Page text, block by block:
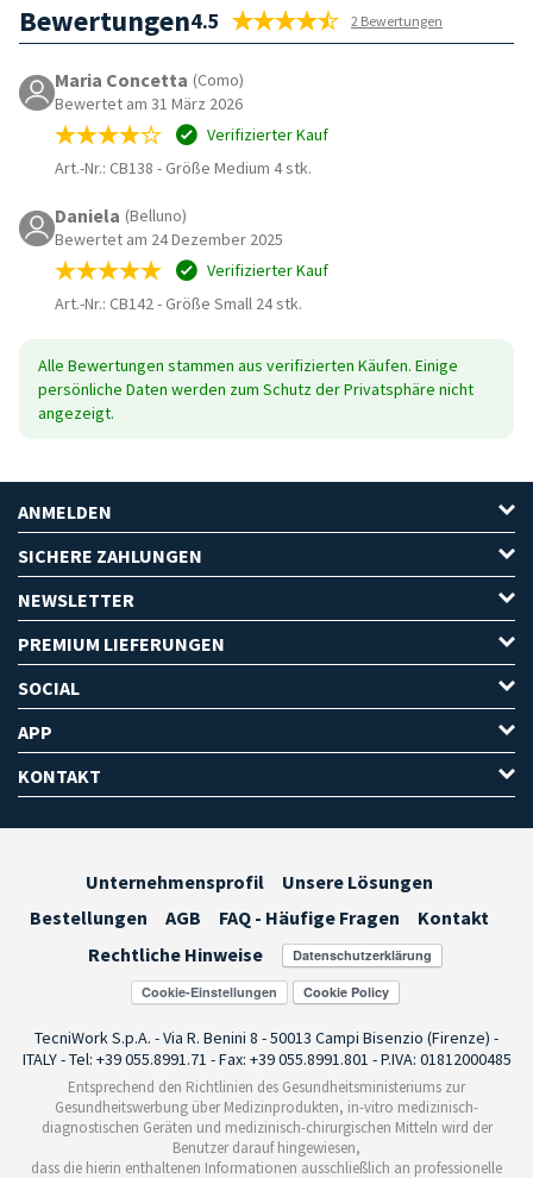
Bewertungen4.5 2 Bewertungen
Maria Concetta (Como)
Bewertet am 31 März 2026
Verifizierter Kauf
Art.-Nr.: CB138 - Größe Medium 4 stk.
Daniela (Belluno)
Bewertet am 24 Dezember 2025
Verifizierter Kauf
Art.-Nr.: CB142 - Größe Small 24 stk.
Alle Bewertungen stammen aus verifizierten Käufen. Einige
persönliche Daten werden zum Schutz der Privatsphäre nicht
angezeigt.
ANMELDEN
SICHERE ZAHLUNGEN
NEWSLETTER
PREMIUM LIEFERUNGEN
SOCIAL
APP
KONTAKT
Unternehmensprofil
Unsere Lösungen
Bestellungen
AGB FAQ - Häufige Fragen
Kontakt
Rechtliche Hinweise
Cookie-Einstellungen
TecniWork S.p.A. - Via R. Benini 8 - 50013 Campi Bisenzio (Firenze) -
ITALY - Tel: +39 055.8991.71 - Fax: +39 055.8991.801 - P.IVA: 01812000485
Entsprechend den Richtlinien des Gesundheitsministeriums zur
Gesundheitswerbung über Medizinprodukten, in-vitro medizinisch-
diagnostischen Geräten und medizinisch-chirurgischen Mitteln wird der
Benutzer darauf hingewiesen,
dass die hierin enthaltenen Informationen ausschließlich an professionelle